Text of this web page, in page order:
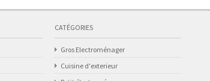
CATÉGORIES
Gros Electroménager
Cuisine d'exterieur